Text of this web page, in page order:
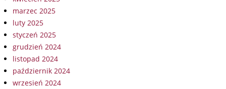
marzec 2025
luty 2025
styczeń 2025
grudzień 2024
listopad 2024
październik 2024
wrzesień 2024